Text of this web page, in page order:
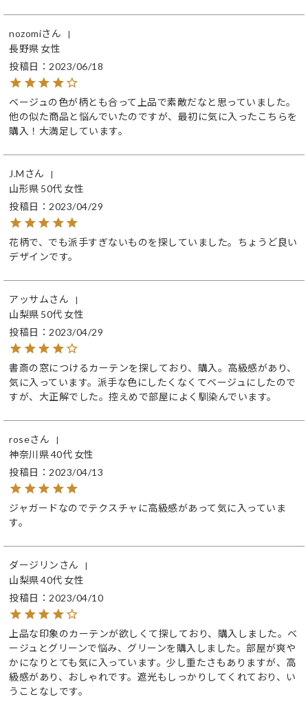
nozomi
長野県 女性
投稿日
2023/06/18
ベージュの色が柄とも合って上品で素敵だなと思っていました。
他の似た商品と悩んでいたのですが、最初に気に入ったこちらを
購入！大満足しています。
J.M
山形県 50代 女性
投稿日
2023/04/29
花柄で、でも派手すぎないものを探していました。ちょうど良い
デザインです。
アッサム
山梨県 50代 女性
投稿日
2023/04/29
書斎の窓につけるカーテンを探しており、購入。高級感があり、
気に入っています。派手な色にしたくなくてベージュにしたので
すが、大正解でした。控えめで部屋によく馴染んでいます。
rose
神奈川県40代 女性
投稿日
2023/04/13
ジャガードなのでテクスチャに高級感があって気に入っていま
す。
ダージリン
山梨県40代 女性
投稿日
2023/04/10
上品な印象のカーテンが欲しくて探しており、購入しました。ベ
ージュとグリーンで悩み、グリーンを購入しました。部屋が爽や
かになりとても気に入っています。少し重たさもありますが、高
級感があり、おしゃれです。遮光もしっかりしてくれており、い
うことなしです。